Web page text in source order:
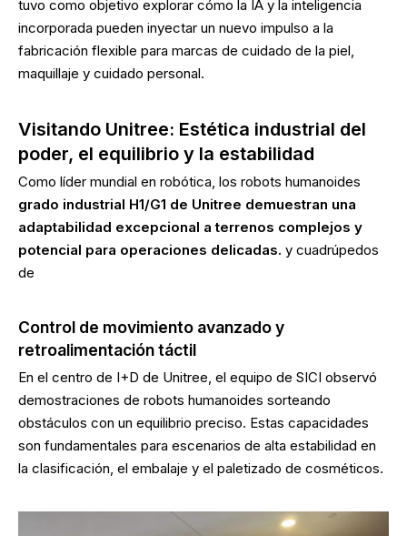
tuvo como objetivo explorar cómo la IA y la inteligencia
incorporada pueden inyectar un nuevo impulso a la
fabricación flexible para marcas de cuidado de la piel,
maquillaje y cuidado personal.
Visitando Unitree: Estética industrial del
poder, el equilibrio y la estabilidad
Como líder mundial en robótica, los robots humanoides
grado industrial H1/G1 de Unitree demuestran una
adaptabilidad excepcional a terrenos complejos y
potencial para operaciones delicadas. y cuadrúpedos
de
Control de movimiento avanzado y
retroalimentación táctil
En el centro de I+D de Unitree, el equipo de SICI observó
demostraciones de robots humanoides sorteando
obstáculos con un equilibrio preciso. Estas capacidades
son fundamentales para escenarios de alta estabilidad en
la clasificación, el embalaje y el paletizado de cosméticos.